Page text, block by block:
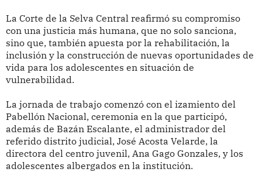
La Corte de la Selva Central reafirmó su compromiso
con una justicia más humana, que no solo sanciona,
sino que, también apuesta por la rehabilitación, la
inclusión y la construcción de nuevas oportunidades de
vida para los adolescentes en situación de
vulnerabilidad.
La jornada de trabajo comenzó con el izamiento del
Pabellón Nacional, ceremonia en la que participó,
además de Bazán Escalante, el administrador del
referido distrito judicial, José Acosta Velarde, la
directora del centro juvenil, Ana Gago Gonzales, y los
adolescentes albergados en la institución.